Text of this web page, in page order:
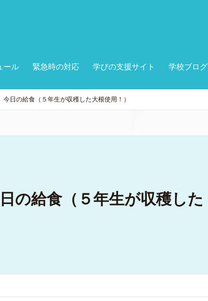
ール 緊急時の対応 学びの支援サイト 学校ブログ
今日の給食（５年生が収穫した大根使用！）
の給食（５年生が収穫した